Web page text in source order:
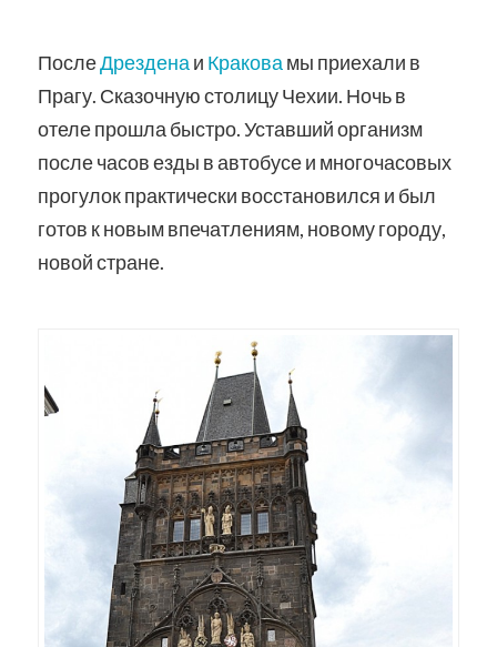
ПослеДрезденаи Краковамы приехали в
Прагу. Сказочную столицу Чехии. Ночь в
отеле прошла быстро. Уставший организм
после часов езды в автобусе и многочасовых
прогулок практически восстановился и был
готов к новым впечатлениям, новому городу,
новой стране.